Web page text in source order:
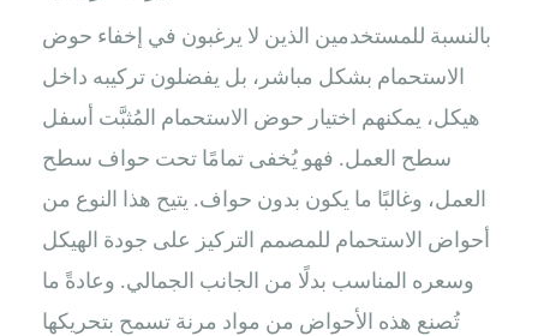
بالنسبة للمستخدمين الذين لا يرغبون في إخفاء حوض
الاستحمام بشكل مباشر، بل يفضلون تركيبه داخل
هيكل، يمكنهم اختيار حوض الاستحمام المُثبَّت أسفل
سطح العمل. فهو يُخفى تمامًا تحت حواف سطح
العمل، وغالبًا ما يكون بدون حواف. يتيح هذا النوع من
أحواض الاستحمام للمصمم التركيز على جودة الهيكل
وسعره المناسب بدلًا من الجانب الجمالي. وعادةً ما
تُصنع هذه الأحواض من مواد مرنة تسمح بتحريكها